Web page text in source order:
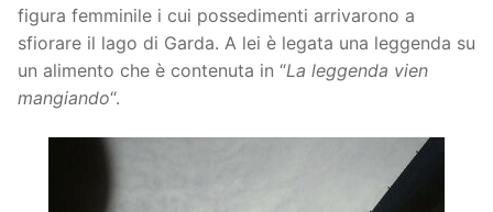
figura femminile i cui possedimenti arrivarono a
sfiorare il lago di Garda. A lei è legata una leggenda su
un alimento che è contenuta in “La leggenda vien
mangiando“.